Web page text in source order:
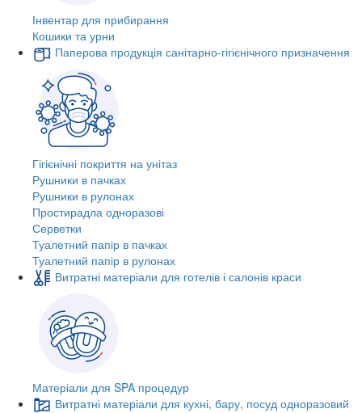
Інвентар для прибирання
Кошики та урни
Паперова продукція санітарно-гігієнічного призначення
Гігієнічні покриття на унітаз
Рушники в пачках
Рушники в рулонах
Простирадла одноразові
Серветки
Туалетний папір в пачках
Туалетний папір в рулонах
Витратні матеріали для готелів і салонів краси
Матеріали для SPA процедур
Витратні матеріали для кухні, бару, посуд одноразовий